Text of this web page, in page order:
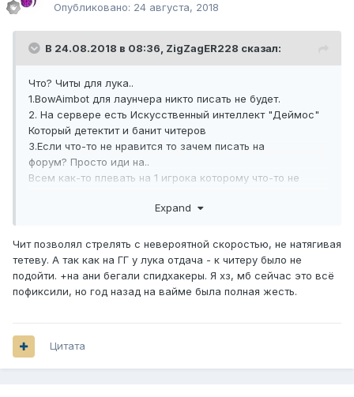
Опубликовано: 24 августа, 2018
В 24.08.2018 в 08:36, ZigZagER228 сказал:
Что? Читы для лука..
1.BowAimbot для лаунчера никто писать не будет.
2. На сервере есть Искусственный интеллект "Деймос"
Который детектит и банит читеров
3.Если что-то не нравится то зачем писать на
форум? Просто иди на..
Всем как-то плевать на 1 игрока которому что-то не
Expand
Чит позволял стрелять с невероятной скоростью, не натягивая
тетеву. А так как на ГГ у лука отдача - к читеру было не
подойти. +на ани бегали спидхакеры. Я хз, мб сейчас это всё
пофиксили, но год назад на вайме была полная жесть.
Цитата